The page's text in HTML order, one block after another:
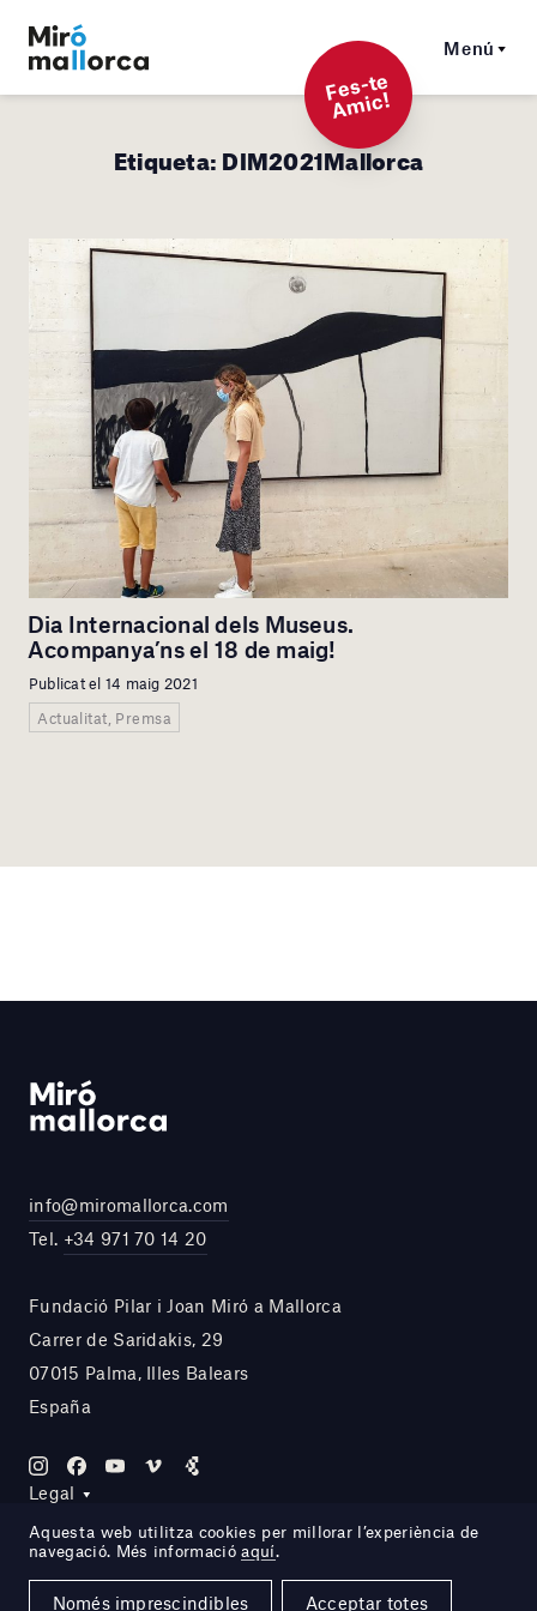
Menú
F
es-t
e
A
mi
c!
Etiqueta:DIM2021Mallorca
Dia Internacional dels Museus.
Acompanya’ns el 18 de maig!
Publicat el 14 maig 2021
Actualitat, Premsa
info@miromallorca.com
Tel. +34 971 70 14 20
Fundació Pilar i Joan Miró a Mallorca
Carrer de Saridakis, 29
07015 Palma, Illes Balears
España
Legal
Site by DOMO—A
Aquesta web utilitza cookies per millorar l’experiència de
navegació. Més informacióaquí.
Només imprescindibles Acceptar totes